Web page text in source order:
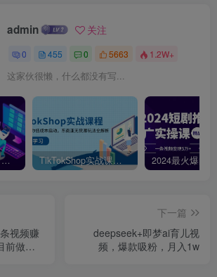
admin 关注
0 455 0 5663 1.2W+
这家伙很懒，什么都没有写...
2024最火爆的项目短剧推广实操课，一条视频变现5万+【附软件工具】 TikTokShop实战课程，手把手教你低成本启动，东南亚无货源玩法全解析
视频赚
前做的
下一篇
deepseek+即梦ai育儿视
频，爆款吸粉，月入1w